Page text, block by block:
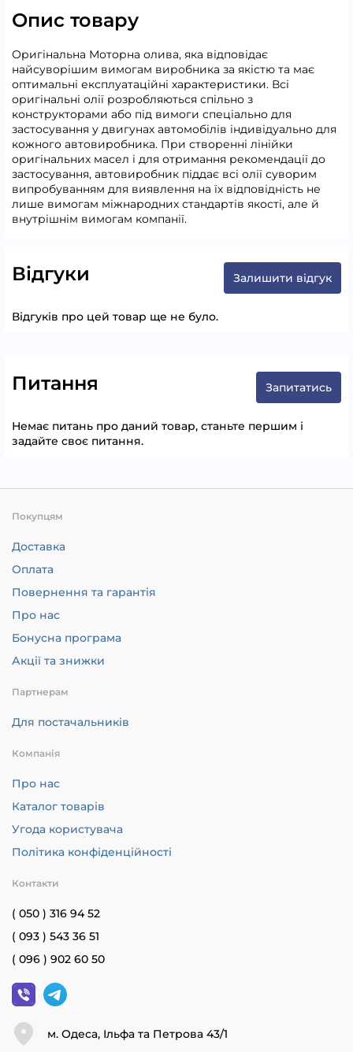
Опис товару
Оригінальна Моторна олива, яка відповідає
найсуворішим вимогам виробника за якістю та має
оптимальні експлуатаційні характеристики. Всі
оригінальні олії розробляються спільно з
конструкторами або під вимоги спеціально для
застосування у двигунах автомобілів індивідуально для
кожного автовиробника. При створенні лінійки
оригінальних масел і для отримання рекомендації до
застосування, автовиробник піддає всі олії суворим
випробуванням для виявлення на їх відповідність не
лише вимогам міжнародних стандартів якості, але й
внутрішнім вимогам компанії.
Відгуки Залишити відгук
Відгуків про цей товар ще не було.
Питання Запитатись
Немає питань про даний товар, станьте першим і
задайте своє питання.
Покупцям
Доставка
Оплата
Повернення та гарантія
Про нас
Бонусна програма
Акції та знижки
Партнерам
Для постачальників
Компанія
Про нас
Каталог товарів
Угода користувача
Політика конфіденційності
Контакти
( 050 ) 316 94 52
( 093 ) 543 36 51
( 096 ) 902 60 50
м. Одеса, Ільфа та Петрова 43/1